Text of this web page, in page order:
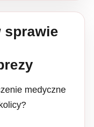
sprawie
medyczne